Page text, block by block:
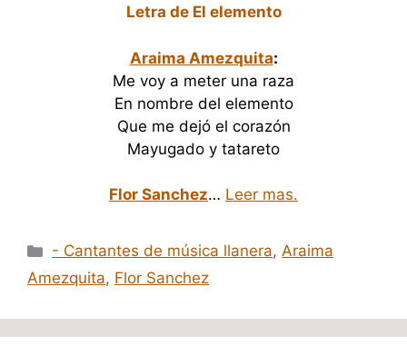
Letra de El elemento
Araima Amezquita:
Me voy a meter una raza
En nombre del elemento
Que me dejó el corazón
Mayugado y tatareto
Flor Sanchez… Leer mas.
Categorías
- Cantantes de música llanera,Araima
Amezquita, Flor Sanchez